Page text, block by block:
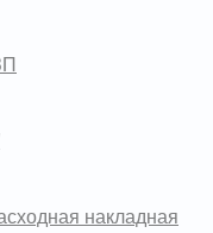
накладная